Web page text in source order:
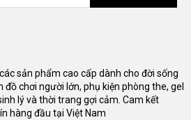
sản phẩm cao cấp dành cho đời sống
chơi người lớn, phụ kiện phòng the, gel
lý và thời trang gợi cảm. Cam kết
hàng đầu tại Việt Nam